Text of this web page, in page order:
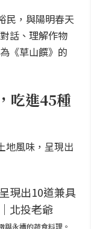
民，與陽明春天
話、理解作物
《草山饌》的
吃進45種
地風味，呈現出
與永續的蔬食料理。